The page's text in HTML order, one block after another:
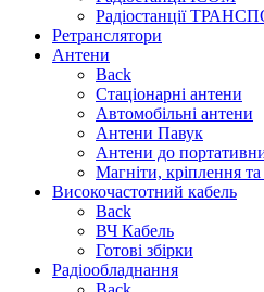
Радіостанції
Ретранслятори
Антени
Back
Стаціонарні антени
Автомобільні антени
Антени Павук
Антени до
Магніти, кріплення та
Високочастотний кабель
Back
ВЧ Кабель
Готові збірки
Радіообладнання